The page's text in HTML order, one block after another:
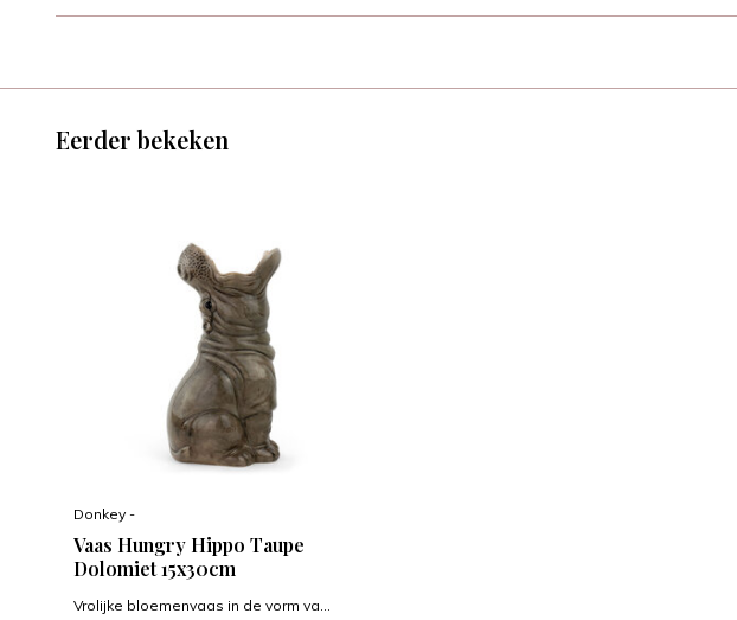
Eerder bekeken
Donkey -
Vaas Hungry Hippo Taupe
Dolomiet 15x30cm
Vrolijke bloemenvaas in de vorm va...